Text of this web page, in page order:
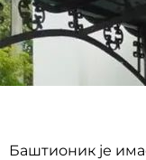
Баштионик је